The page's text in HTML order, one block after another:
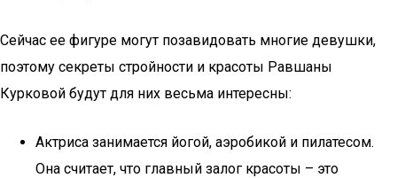
Сейчас ее фигуре могут позавидовать многие девушки,
поэтому секреты стройности и красоты Равшаны
Курковой будут для них весьма интересны:
Актриса занимается йогой, аэробикой и пилатесом.
Она считает, что главный залог красоты – это